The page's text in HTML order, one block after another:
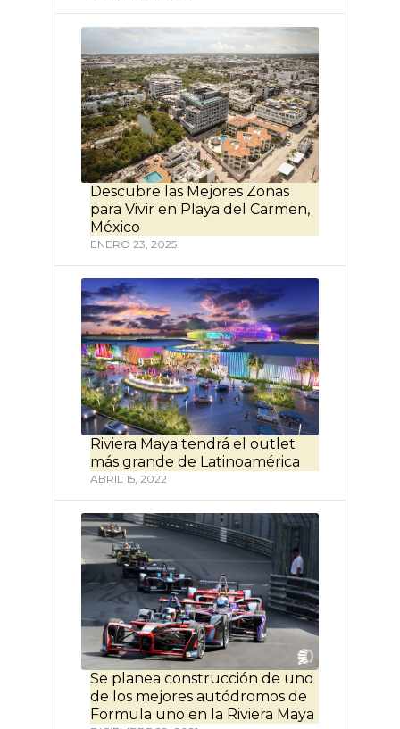
Descubre las Mejores Zonas
para Vivir en Playa del Carmen,
México
ENERO 23, 2025
Riviera Maya tendrá el outlet
más grande de Latinoamérica
ABRIL 15, 2022
Se planea construcción de uno
de los mejores autódromos de
Formula uno en la Riviera Maya